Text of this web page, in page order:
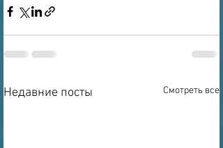
Недавние посты Смотреть все